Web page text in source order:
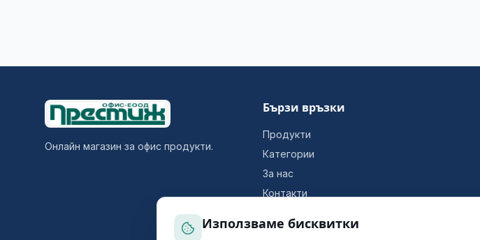
Онлайн магазин за офис продукти.
Бързи връзки
Продукти
Категории
За нас
Контакти
Използваме бисквитки